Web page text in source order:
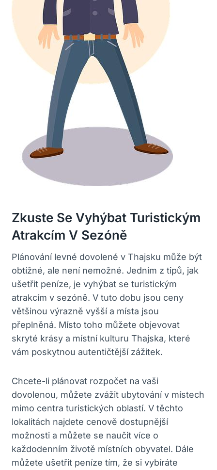
Zkuste Se Vyhýbat Turistickým
Atrakcím V Sezóně
Plánování levné​ dovolené v Thajsku může být
obtížné, ale není nemožné. ‌Jedním⁣ z tipů, jak
ušetřit peníze, ​je vyhýbat se ‍turistickým
atrakcím v⁣ sezóně. V tuto dobu jsou ​ceny⁢
většinou výrazně vyšší a místa⁤ jsou
přeplněná. Místo toho můžete ⁤objevovat
skryté krásy‌ a místní kulturu ‍Thajska, které
vám poskytnou autentičtější zážitek.
Chcete-li plánovat rozpočet ​na⁣ vaši⁢
dovolenou, můžete‍ zvážit ubytování v místech
mimo ⁤centra turistických oblastí. V těchto
lokalitách najdete cenově ‌dostupnější
možnosti a můžete se naučit více o
každodenním životě místních obyvatel. Dále
můžete ušetřit peníze tím, že si ⁤vybíráte